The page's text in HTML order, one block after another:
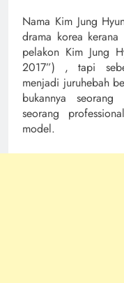
Nama Kim Jung
drama korea
pelakon Kim Jung
2017”) , tapi
menjadi juruhebah
bukannya
seorang
model.